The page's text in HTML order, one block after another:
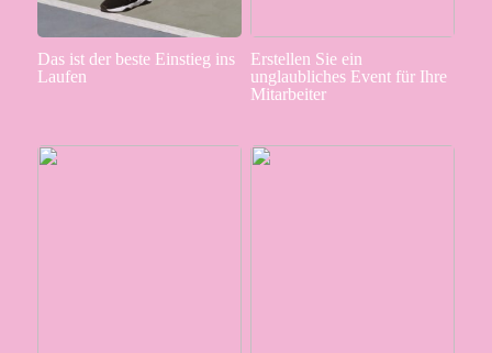
Das ist der beste Einstieg ins
Laufen
Erstellen Sie ein
unglaubliches Event für Ihre
Mitarbeiter